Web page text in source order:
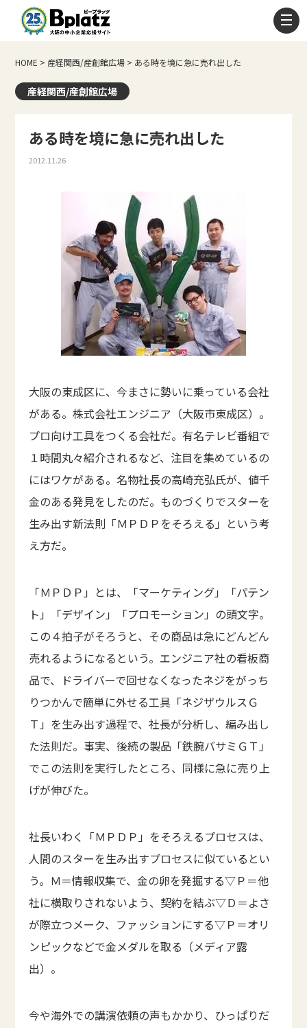
HOME > 産経関西/産創館広場 > ある時を境に急に売れ出した
産経関西/産創館広場
ある時を境に急に売れ出した
2012.11.26
大阪の東成区に、今まさに勢いに乗っている会社
がある。株式会社エンジニア（大阪市東成区）。
プロ向け工具をつくる会社だ。有名テレビ番組で
１時間丸々紹介されるなど、注目を集めているの
にはワケがある。名物社長の高崎充弘氏が、値千
金のある発見をしたのだ。ものづくりでスターを
生み出す新法則「ＭＰＤＰをそろえる」という考
え方だ。
「ＭＰＤＰ」とは、「マーケティング」「パテン
ト」「デザイン」「プロモーション」の頭文字。
この４拍子がそろうと、その商品は急にどんどん
売れるようになるという。エンジニア社の看板商
品で、ドライバーで回せなくなったネジをがっち
りつかんで簡単に外せる工具「ネジザウルスＧ
Ｔ」を生み出す過程で、社長が分析し、編み出し
た法則だ。事実、後続の製品「鉄腕バサミＧＴ」
でこの法則を実行したところ、同様に急に売り上
げが伸びた。
社長いわく「ＭＰＤＰ」をそろえるプロセスは、
人間のスターを生み出すプロセスに似ているとい
う。Ｍ＝情報収集で、金の卵を発掘する▽Ｐ＝他
社に横取りされないよう、契約を結ぶ▽Ｄ＝よさ
が際立つメーク、ファッションにする▽Ｐ＝オリ
ンピックなどで金メダルを取る（メディア露
出）。
今や海外での講演依頼の声もかかり、ひっぱりだ